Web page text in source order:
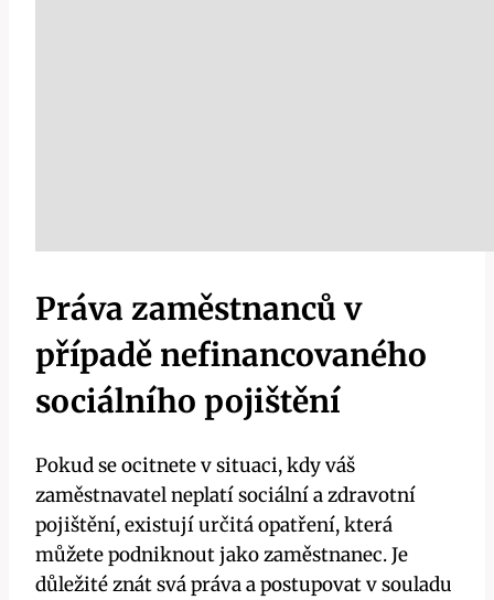
Práva zaměstnanců v
případě nefinancovaného
sociálního pojištění
Pokud se ocitnete v situaci, kdy váš
zaměstnavatel neplatí sociální a zdravotní
pojištění, existují určitá opatření, která
můžete podniknout jako zaměstnanec. Je
důležité znát svá práva a postupovat v souladu